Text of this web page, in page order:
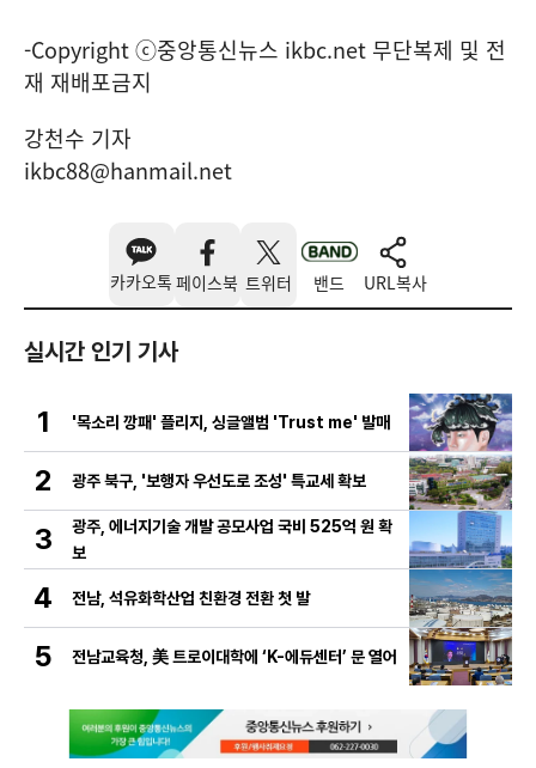
-Copyright ⓒ중앙통신뉴스 ikbc.net 무단복제 및 전
재 재배포금지
강천수 기자
ikbc88@hanmail.net
카카오톡 페이스북 트위터 밴드 URL복사
실시간 인기 기사
1 '목소리 깡패' 플리지, 싱글앨범 'Trust me' 발매
2 광주 북구, '보행자 우선도로 조성' 특교세 확보
3
광주, 에너지기술 개발 공모사업 국비 525억 원 확
보
4 전남, 석유화학산업 친환경 전환 첫 발
5 전남교육청, 美 트로이대학에 ‘K-에듀센터’ 문 열어